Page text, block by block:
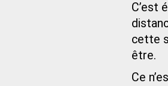
C’est
cette
être.
Ce